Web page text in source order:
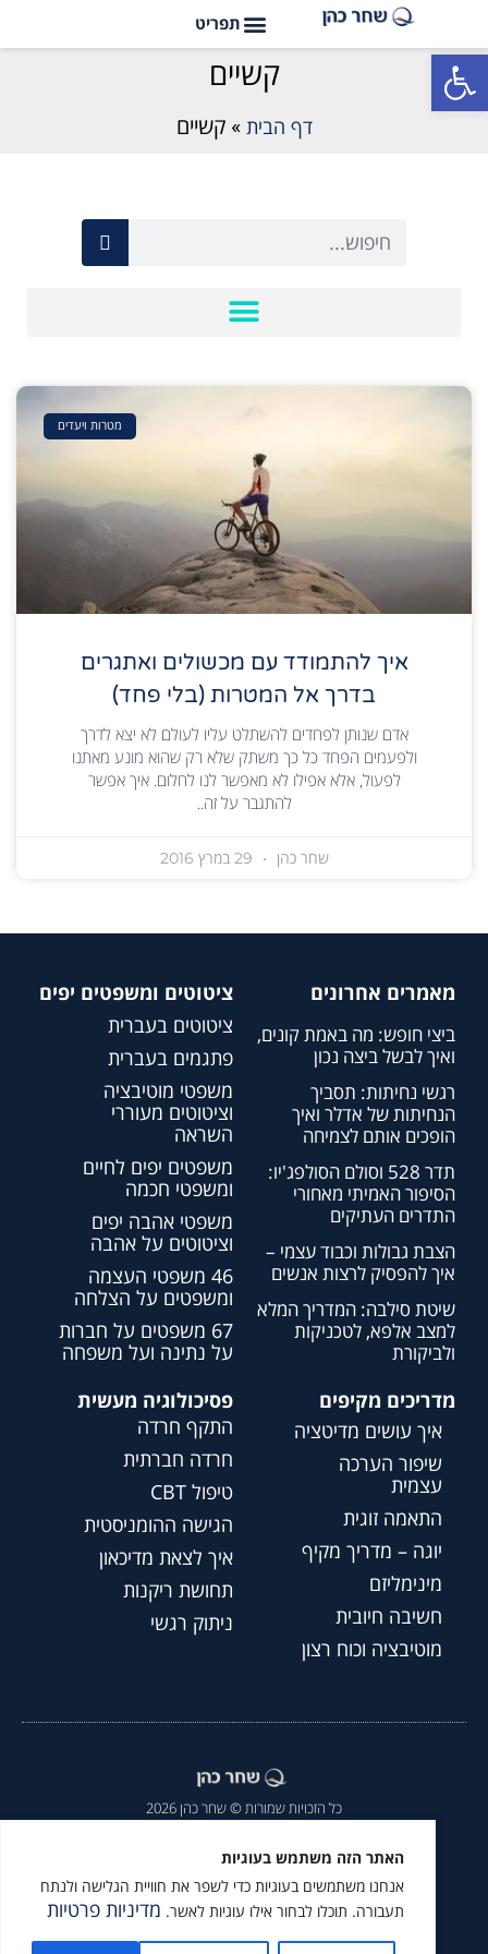
פתח סרגל נגישות
האתר הזה משתמש בעוגיות
אנחנו משתמשים בעוגיות כדי לשפר את חוויית הגלישה ולנתח
תעבורה. תוכלו לבחור אילו עוגיות לאשר. מדיניות פרטיות
קשיים
דף הבית »קשיים
מטרות ויעדים
איך להתמודד עם מכשולים ואתגרים
בדרך אל המטרות (בלי פחד)
אדם שנותן לפחדים להשתלט עליו לעולם לא יצא לדרך
ולפעמים הפחד כל כך משתק שלא רק שהוא מונע מאתנו
לפעול, אלא אפילו לא מאפשר לנו לחלום. איך אפשר
להתגבר על זה..
שחר כהן
מאמרים אחרונים
ביצי חופש: מה באמת קונים,
ואיך לבשל ביצה נכון
רגשי נחיתות: תסביך
הנחיתות של אדלר ואיך
הופכים אותם לצמיחה
תדר 528 וסולם הסולפג'יו:
הסיפור האמיתי מאחורי
התדרים העתיקים
הצבת גבולות וכבוד עצמי –
איך להפסיק לרצות אנשים
שיטת סילבה: המדריך המלא
למצב אלפא, לטכניקות
ולביקורת
ציטוטים ומשפטים יפים
ציטוטים בעברית
פתגמים בעברית
משפטי מוטיבציה
וציטוטים מעוררי
השראה
משפטים יפים לחיים
ומשפטי חכמה
משפטי אהבה יפים
וציטוטים על אהבה
46 משפטי העצמה
ומשפטים על הצלחה
67 משפטים על חברות
על נתינה ועל משפחה
מדריכים מקיפים
איך עושים מדיטציה
שיפור הערכה
עצמית
התאמה זוגית
יוגה – מדריך מקיף
מינימליזם
חשיבה חיובית
מוטיבציה וכוח רצון
פסיכולוגיה מעשית
התקף חרדה
חרדה חברתית
טיפול CBT
הגישה ההומניסטית
איך לצאת מדיכאון
תחושת ריקנות
ניתוק רגשי
כל הזכויות שמורות © שחר כהן 2026
הצהרת נגישות|מדיניות פרטיות
מומלץ לעקוב גם ב